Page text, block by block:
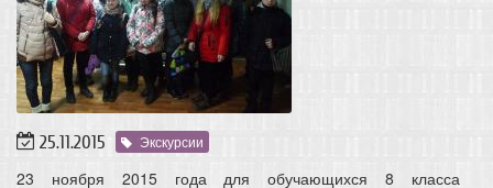
25.11.2015 Экскурсии
23 ноября 2015 года для обучающихся 8 класса